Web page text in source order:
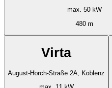
max. 50 kW
480 m
Virta
August-Horch-Straße 2A, Koblenz